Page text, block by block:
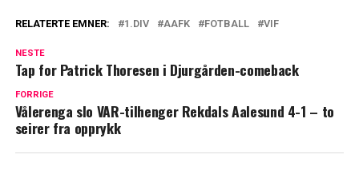
RELATERTE EMNER: 1.DIV AAFK FOTBALL VIF
NESTE
Tap for Patrick Thoresen i Djurgården-comeback
FORRIGE
Vålerenga slo VAR-tilhenger Rekdals Aalesund 4-1 – to
seirer fra opprykk